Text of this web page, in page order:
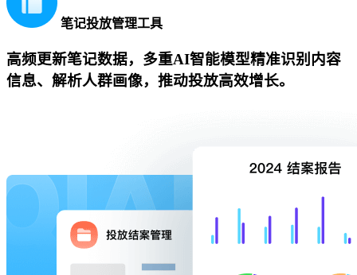
笔记投放管理工具
高频更新笔记数据，多重AI智能模型精准识别内容
信息、解析人群画像，推动投放高效增长。